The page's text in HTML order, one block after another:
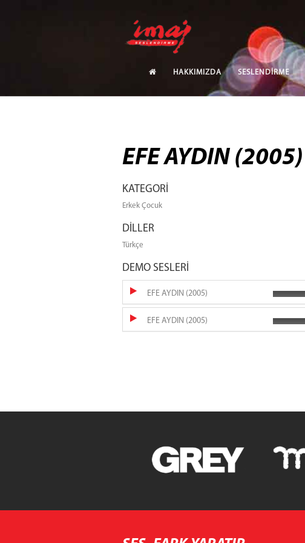
HAKKIMIZDA SESLENDİRME
EFE AYDIN (2005)
KATEGORİ
Erkek Çocuk
DİLLER
Türkçe
DEMO SESLERİ
EFE AYDIN (2005)
EFE AYDIN (2005)